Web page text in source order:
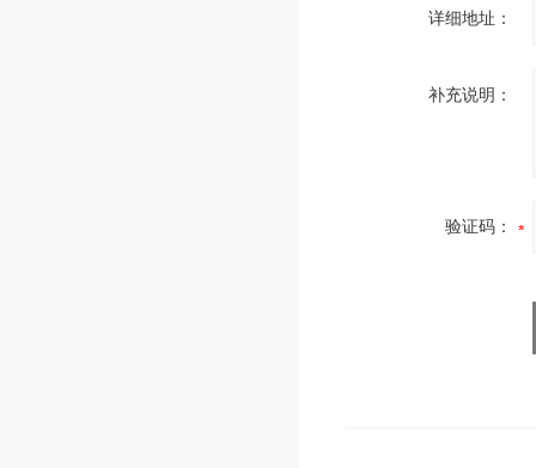
详细地址：
补充说明：
验证码：